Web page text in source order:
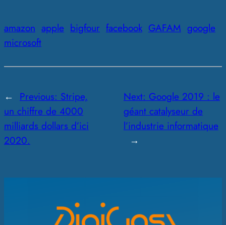
amazon apple bigfour facebook GAFAM google
microsoft
← Previous: Stripe,
un chiffre de 4000
milliards dollars d’ici
2020.
Next: Google 2019 : le
géant catalyseur de
l’industrie informatique
→